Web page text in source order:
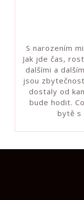
S narozením
Jak jde čas,
dalšími a
jsou
dostaly od
bude hodit.
bytě s